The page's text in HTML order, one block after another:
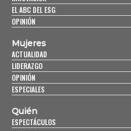
EL ABC DEL ESG
OPINIÓN
Mujeres
ACTUALIDAD
LIDERAZGO
OPINIÓN
ESPECIALES
Quién
ESPECTÁCULOS